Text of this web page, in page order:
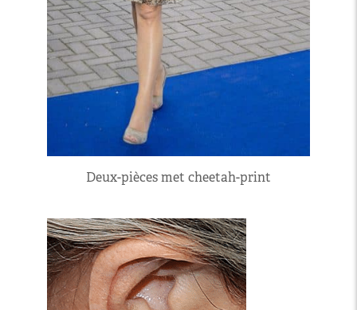
Deux-pièces met cheetah-print